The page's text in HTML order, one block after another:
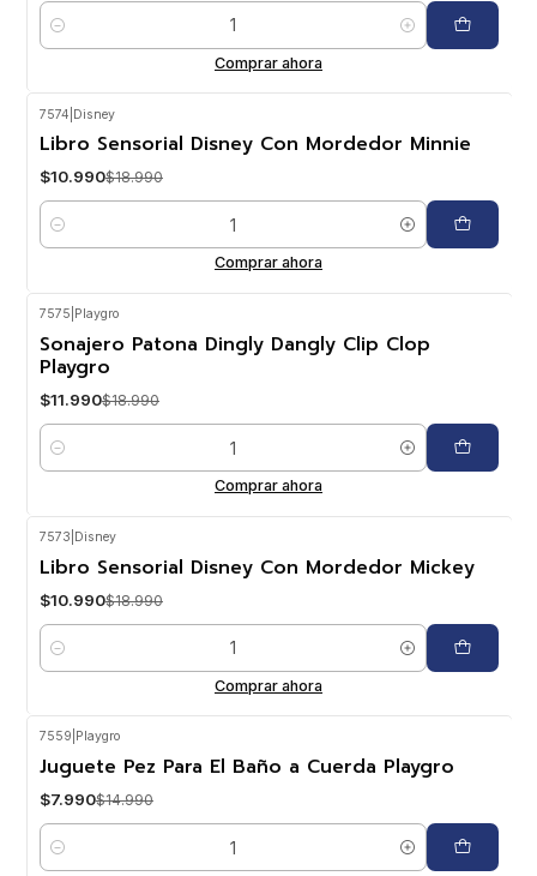
Cantidad
Comprar ahora
-42%OFF
7574 Disney
Libro Sensorial Disney Con Mordedor Minnie
$10.990$18.990
Cantidad
Comprar ahora
7575 Playgro
Sonajero Patona Dingly Dangly Clip Clop
Playgro
$11.990$18.990
Cantidad
Comprar ahora
7573 Disney
Libro Sensorial Disney Con Mordedor Mickey
$10.990$18.990
Cantidad
Comprar ahora
-47% OFF
7559 Playgro
Juguete Pez Para El Baño a Cuerda Playgro
$7.990$14.990
Cantidad